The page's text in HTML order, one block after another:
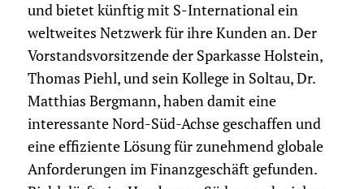
und bietet künftig mit S-International ein
weltweites Netzwerk für ihre Kunden an. Der
Vorstandsvorsitzende der Sparkasse Holstein,
Thomas Piehl, und sein Kollege in Soltau, Dr.
Matthias Bergmann, haben damit eine
interessante Nord-Süd-Achse geschaffen und
eine effiziente Lösung für zunehmend globale
Anforderungen im Finanzgeschäft gefunden.